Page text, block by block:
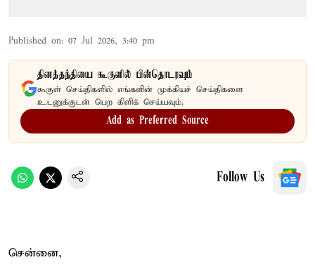
Published on: 07 Jul 2026, 3:40 pm
தினத்தந்தியை கூகுளில் பின்தொடரவும்
கூகுள் செய்திகளில் எங்களின் முக்கியச் செய்திகளை
உடனுக்குடன் பெற கிளிக் செய்யவும்.
Add as Preferred Source
Follow Us
சென்னை,